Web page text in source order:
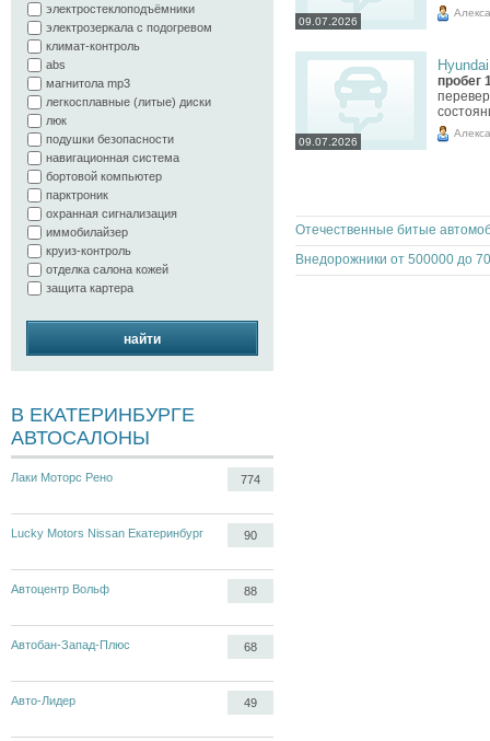
электростеклоподъёмники
электрозеркала с подогревом
климат-контроль
abs
магнитола mp3
легкосплавные (литые) диски
люк
подушки безопасности
навигационная система
бортовой компьютер
парктроник
охранная сигнализация
иммобилайзер
круиз-контроль
отделка салона кожей
защита картера
найти
В ЕКАТЕРИНБУРГЕ
АВТОСАЛОНЫ
Лаки Моторс Рено 774
Lucky Motors Nissan Екатеринбург 90
Автоцентр Вольф 88
Автобан-Запад-Плюс 68
Авто-Лидер 49
09.07.2026
09.07.2026
пробег
Внедорожники от 500000 до